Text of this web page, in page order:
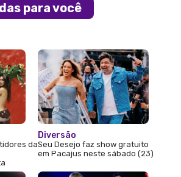
para você
da
Diversão
Seu Desejo faz show gratuito
em Pacajus neste sábado (23)